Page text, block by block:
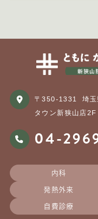
〒350-1331
埼
タウン新狭山店2F
04-
内科
発熱外来
自費診療